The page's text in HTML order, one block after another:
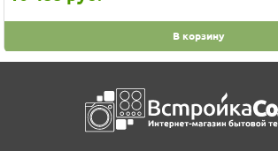
В корзину